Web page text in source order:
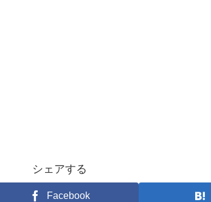
シェアする
Facebook